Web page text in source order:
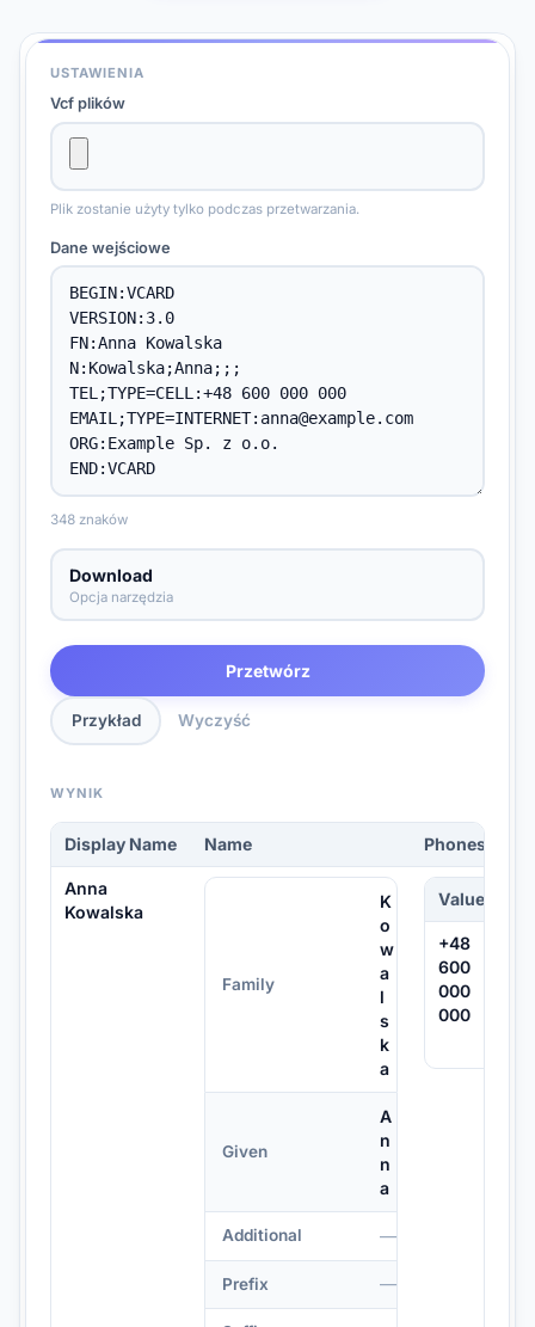
USTAWIENIA
Vcf plików
Plik zostanie użyty tylko podczas przetwarzania.
Dane wejściowe
348 znaków
Download
Opcja narzędzia
Przetwórz
Przykład Wyczyść
WYNIK
Display Name Name Phones
Anna
Kowalska
Family
K
o
w
a
l
s
k
a
Given
A
n
n
a
Additional —
Prefix —
Value
+48
600
000
000